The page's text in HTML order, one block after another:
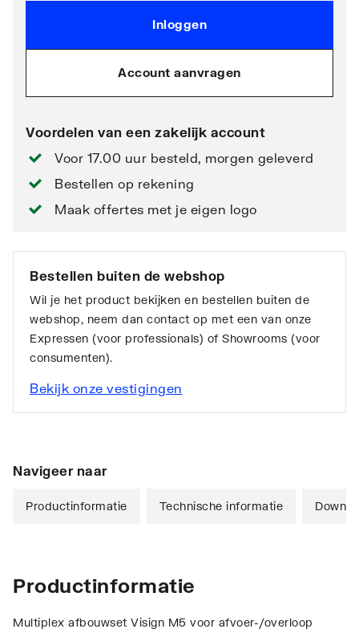
Inloggen
Account aanvragen
Voordelen van een zakelijk account
Voor 17.00 uur besteld, morgen geleverd
Bestellen op rekening
Maak offertes met je eigen logo
Bestellen buiten de webshop
Wil je het product bekijken en bestellen buiten de
webshop, neem dan contact op met een van onze
Expressen (voor professionals) of Showrooms (voor
consumenten).
Bekijk onze vestigingen
Navigeer naar
Productinformatie Technische informatie
Productinformatie
Multiplex afbouwset Visign M5 voor afvoer-/overloop